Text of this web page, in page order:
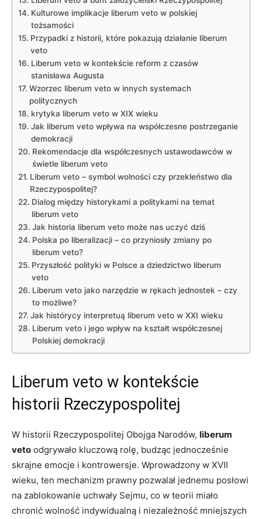
Kulturowe implikacje ⁢liberum⁣ veto w polskiej
tożsamości
Przypadki z historii,⁢ które pokazują działanie ⁣liberum
veto
Liberum ‌veto w kontekście‍ reform z czasów
stanisława Augusta
Wzorzec ​liberum veto w innych systemach
politycznych
krytyka liberum veto w ‍XIX wieku
Jak liberum veto wpływa na‌ współczesne ​postrzeganie
⁢demokracji
Rekomendacje dla współczesnych ‍ustawodawców w
‍świetle ⁤liberum veto
Liberum veto – ‍symbol wolności czy ⁤przekleństwo dla
Rzeczypospolitej?
Dialog między historykami a politykami na temat
liberum veto
Jak historia⁣ liberum veto ⁣może nas uczyć dziś
Polska po⁤ liberalizacji‌ – co przyniosły zmiany ​po ​
liberum veto?
Przyszłość polityki w Polsce a dziedzictwo liberum
veto
Liberum veto ⁢jako narzędzie w rękach jednostek – czy
to możliwe?
Jak histórycy interpretuą liberum veto w XXI‍ wieku
Liberum ⁣veto i jego wpływ na kształt współczesnej‍
Polskiej demokracji
Liberum veto w kontekście
historii ⁤Rzeczypospolitej
W historii Rzeczypospolitej Obojga Narodów, liberum
veto odgrywało kluczową rolę, budząc jednocześnie
skrajne emocje i kontrowersje. Wprowadzony w XVII
wieku, ten mechanizm⁢ prawny pozwalał ⁣jednemu ‌posłowi
na⁤ zablokowanie ‍uchwały Sejmu, co w teorii miało
chronić wolność indywidualną‌ i niezależność mniejszych